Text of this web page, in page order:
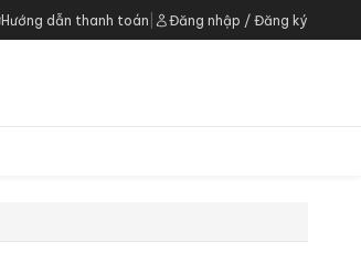
Hướng dẫn thanh toán Đăng nhập / Đăng ký